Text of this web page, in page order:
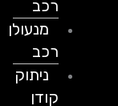
מנעולן
ניתוק